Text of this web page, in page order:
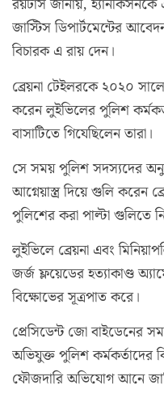
রয়টার্স জানায়,
জাস্টিস ডিপার্টমেন্টের
বিচারক এ রায় দেন।
ব্রেয়না টেইলরকে ২০২০
করেন লুইভিলের পুলিশ
বাসাটিতে গিযেছিলেন তারা।
সে সময় পুলিশ সদস্যদের
আগ্নেয়াস্ত্র দিয়ে গুলি করেন
পুলিশের করা পাল্টা গুলিতে
লুইভিলে ব্রেয়না এবং
জর্জ ফ্লয়েডের হত্যাকাণ্ড
বিক্ষোভের সূত্রপাত করে।
প্রেসিডেন্ট জো বাইডেনের
অভিযুক্ত পুলিশ কর্মকর্তাদের
ফৌজদারি অভিযোগ আনে